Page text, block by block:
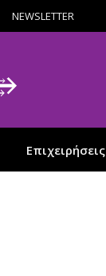
NEWSLETTER
Επιχειρήσεις